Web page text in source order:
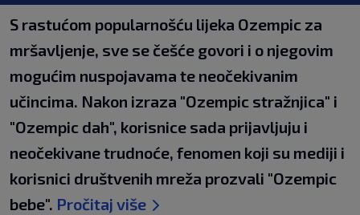
S rastućom popularnošću lijeka Ozempic za
mršavljenje, sve se češće govori i o njegovim
mogućim nuspojavama te neočekivanim
učincima. Nakon izraza "Ozempic stražnjica" i
"Ozempic dah", korisnice sada prijavljuju i
neočekivane trudnoće, fenomen koji su mediji i
korisnici društvenih mreža prozvali "Ozempic
bebe". Pročitaj više